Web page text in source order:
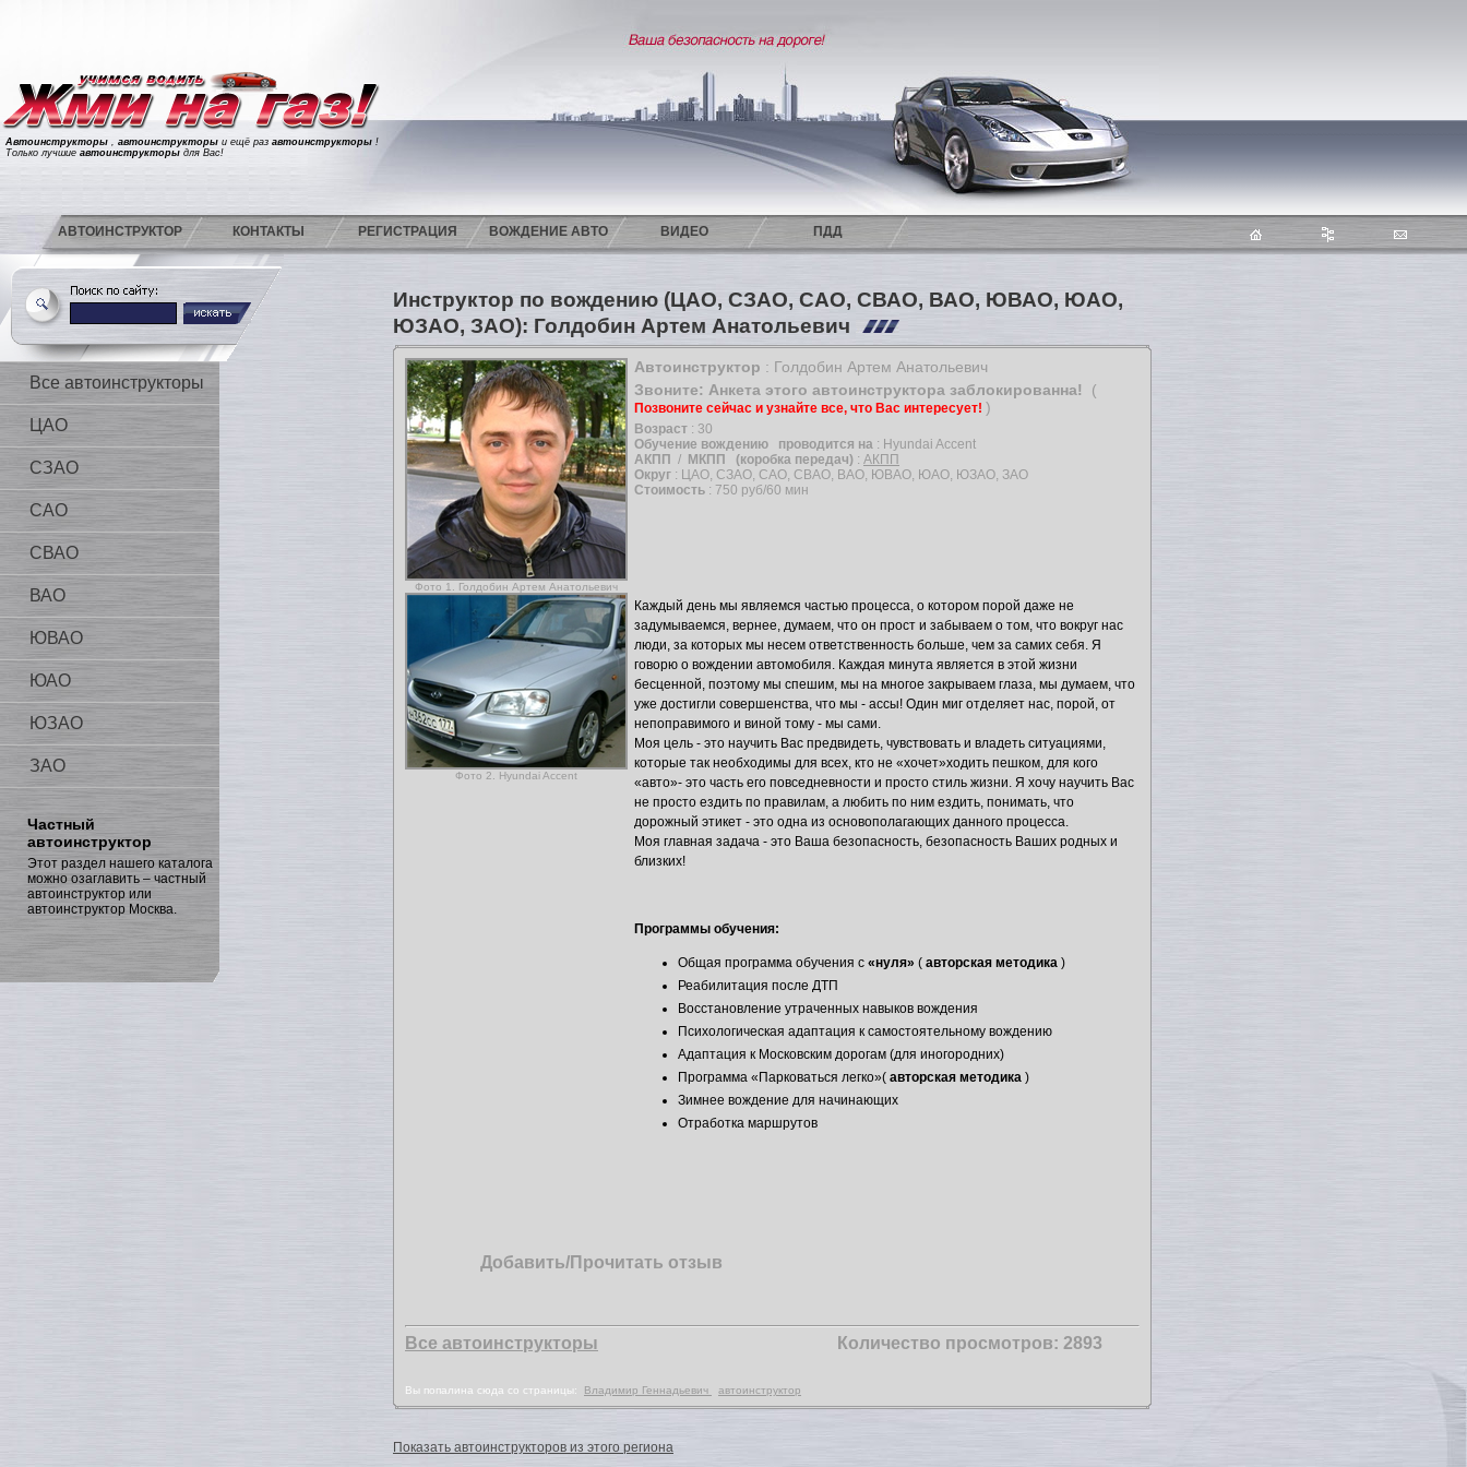
Автоинструкторы , автоинструкторы и ещё раз автоинструкторы !
Только лучшие автоинструкторы для Вас!
АВТОИНСТРУКТОР КОНТАКТЫ РЕГИСТРАЦИЯ ВОЖДЕНИЕ АВТО ВИДЕО ПДД
Все автоинструкторы
ЦАО
СЗАО
САО
СВАО
ВАО
ЮВАО
ЮАО
ЮЗАО
ЗАО
Частный
автоинструктор
Этот раздел нашего каталога
можно озаглавить – частный
автоинструктор или
автоинструктор Москва.
Инструктор по вождению (ЦАО, СЗАО, САО, СВАО, ВАО, ЮВАО, ЮАО,
ЮЗАО, ЗАО): Голдобин Артем Анатольевич
Фото 1. Голдобин Артем Анатольевич
Автоинструктор : Голдобин Артем Анатольевич
Звоните: Анкета этого автоинструктора заблокированна!
(
Позвоните сейчас и узнайте все, что Вас интересует! )
Возраст : 30
Обучение вождению
проводится на : Hyundai Accent
АКПП
/ МКПП (коробка передач) : АКПП
Округ : ЦАО, СЗАО, САО, СВАО, ВАО, ЮВАО, ЮАО, ЮЗАО, ЗАО
Стоимость : 750 руб/60 мин
Фото 2. Hyundai Accent
Каждый день мы являемся частью процесса, о котором порой даже не
задумываемся, вернее, думаем, что он прост и забываем о том, что вокруг нас
люди, за которых мы несем ответственность больше, чем за самих себя. Я
говорю о вождении автомобиля. Каждая минута является в этой жизни
бесценной, поэтому мы спешим, мы на многое закрываем глаза, мы думаем, что
уже достигли совершенства, что мы - ассы! Один миг отделяет нас, порой, от
непоправимого и виной тому - мы сами.
Моя цель - это научить Вас предвидеть, чувствовать и владеть ситуациями,
которые так необходимы для всех, кто не «хочет»ходить пешком, для кого
«авто»- это часть его повседневности и просто стиль жизни. Я хочу научить Вас
не просто ездить по правилам, а любить по ним ездить, понимать, что
дорожный этикет - это одна из основополагающих данного процесса.
Моя главная задача - это Ваша безопасность, безопасность Ваших родных и
близких!
Программы обучения:
Общая программа обучения с «нуля» ( авторская методика )
Реабилитация после ДТП
Восстановление утраченных навыков вождения
Психологическая адаптация к самостоятельному вождению
Адаптация к Московским дорогам (для иногородних)
Программа «Парковаться легко»( авторская методика )
Зимнее вождение для начинающих
Отработка маршрутов
Добавить/Прочитать отзыв
Все автоинструкторы Количество просмотров: 2893
Вы попалина сюда со страницы: Владимир Геннадьевич автоинструктор
Показать автоинструкторов из этого региона